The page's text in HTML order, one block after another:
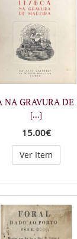
NA GRAVURA
[...]
15.00€
Ver Item